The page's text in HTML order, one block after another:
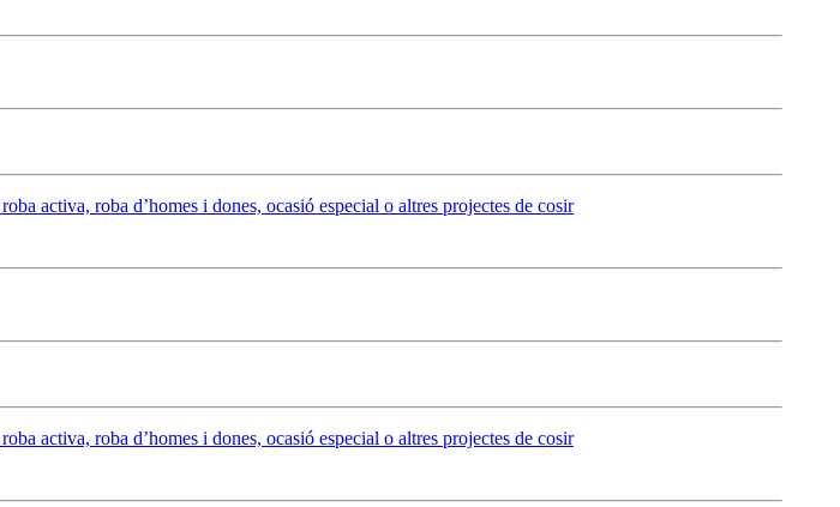
activa, roba d’homes i dones, ocasió especial o altres projectes de cosir
activa, roba d’homes i dones, ocasió especial o altres projectes de cosir